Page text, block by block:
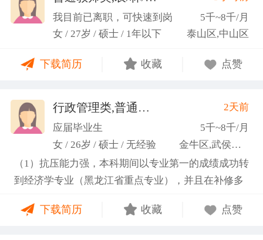
良好的职业操 守和团队协作精神。
我目前已离职，可快速到岗
5千~8千/月
女 / 27岁 / 硕士 / 1年以下
泰山区,中山区
下载简历 收藏 点赞
行政管理类,普通教师类
2天前
应届毕业生
5千~8千/月
女 / 26岁 / 硕士 / 无经验
金牛区,武侯区,青羊区
（1）抗压能力强，本科期间以专业第一的成绩成功转
到经济学专业（黑龙江省重点专业），并且在补修多
学；研一刚入学就跟随导师参加多个项目书撰写，其
下载简历 收藏 点赞